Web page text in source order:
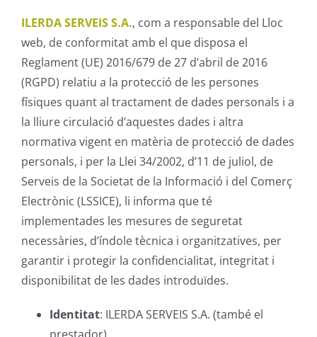
ILERDA SERVEIS S.A., com a responsable del Lloc
web, de conformitat amb el que disposa el
Reglament (UE) 2016/679 de 27 d’abril de 2016
(RGPD) relatiu a la protecció de les persones
físiques quant al tractament de dades personals i a
la lliure circulació d’aquestes dades i altra
normativa vigent en matèria de protecció de dades
personals, i per la Llei 34/2002, d’11 de juliol, de
Serveis de la Societat de la Informació i del Comerç
Electrònic (LSSICE), li informa que té
implementades les mesures de seguretat
necessàries, d’índole tècnica i organitzatives, per
garantir i protegir la confidencialitat, integritat i
disponibilitat de les dades introduïdes.
Identitat: ILERDA SERVEIS S.A. (també el